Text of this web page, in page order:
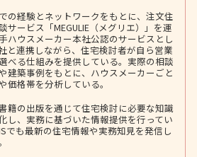
の経験とネットワークをもとに、注文住
サービス「MEGULIE（メグリエ）」を運
ハウスメーカー本社公認のサービスとし
と連携しながら、住宅検討者が自ら営業
べる仕組みを提供している。実際の相談
建築事例をもとに、ハウスメーカーごと
価格帯を分析している。
籍の出版を通じて住宅検討に必要な知識
し、実務に基づいた情報提供を行ってい
でも最新の住宅情報や実務知見を発信し